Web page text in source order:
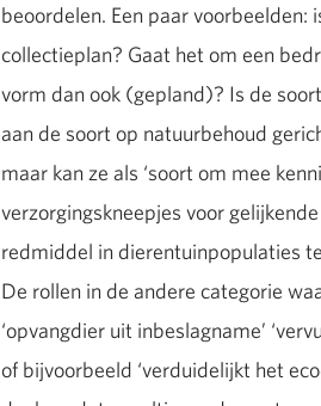
beoordelen. Een paar voorbeelden:
collectieplan? Gaat het om een
vorm dan ook (gepland)? Is de
aan de soort op natuurbehoud
maar kan ze als ‘soort om mee
verzorgingskneepjes voor
redmiddel in dierentuinpopulaties
De rollen in de andere categorie
‘opvangdier uit inbeslagname’
of bijvoorbeeld ‘verduidelijkt het